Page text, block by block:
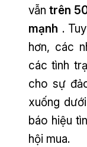
vẫntrên
mạnh .
hơn, các
các tình
cho sự
xuống
báo hiệu
hội mua.